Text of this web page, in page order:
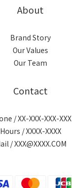
About
Brand Story
Our Values
Our Team
Contact
/ XX-XXX-XXX-XXX
Hours / XXXX-XXXX
/ XXX@XXXX.COM